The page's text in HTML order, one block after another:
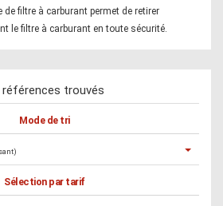
filtre à carburant permet de retirer
le filtre à carburant en toute sécurité.
références trouvés
Mode de tri
Sélection par tarif